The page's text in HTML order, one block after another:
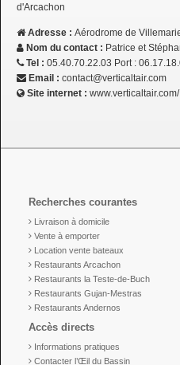
d'Arcachon
Adresse : Aérodrome de
Nom du contact : Patrice et
Tel : 05.40.70.22.03 Port :
Email : contact@verticaltair.com
Site internet : www.verticaltair.com/
Recherches courantes
Livraison à domicile
Vente à emporter
Location vente bateaux
Restaurants Arcachon
Restaurants la Teste-de-Buch
Restaurants Gujan-Mestras
Restaurants Andernos
Accès directs
Informations pratiques
Contacter l’Œil du Bassin